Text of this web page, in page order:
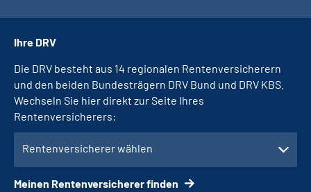
Ihre DRV
Die DRV besteht aus 14 regionalen Rentenversicherern
und den beiden Bundesträgern DRV Bund und DRV KBS.
Wechseln Sie hier direkt zur Seite Ihres
Rentenversicherers:
Rentenversicherer wählen
Meinen Rentenversicherer finden